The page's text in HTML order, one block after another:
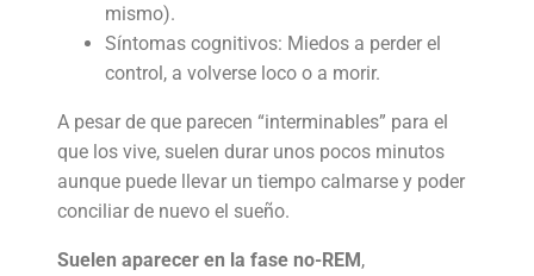
mismo).
Síntomas cognitivos: Miedos a perder el
control, a volverse loco o a morir.
A pesar de que parecen “interminables” para el
que los vive, suelen durar unos pocos minutos
aunque puede llevar un tiempo calmarse y poder
conciliar de nuevo el sueño.
Suelen aparecer en la fase no-REM,